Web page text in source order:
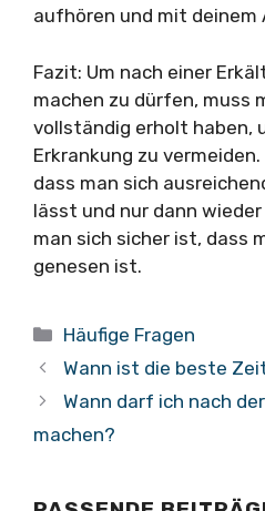
aufhören und mit deinem
Fazit: Um nach einer
machen zu dürfen, muss
vollständig erholt haben,
Erkrankung zu
dass man sich
lässt und nur dann
man sich sicher ist, dass
genesen ist.
Kategorien
Häufige Fragen
Wann ist die beste
Wann darf ich nach
machen?